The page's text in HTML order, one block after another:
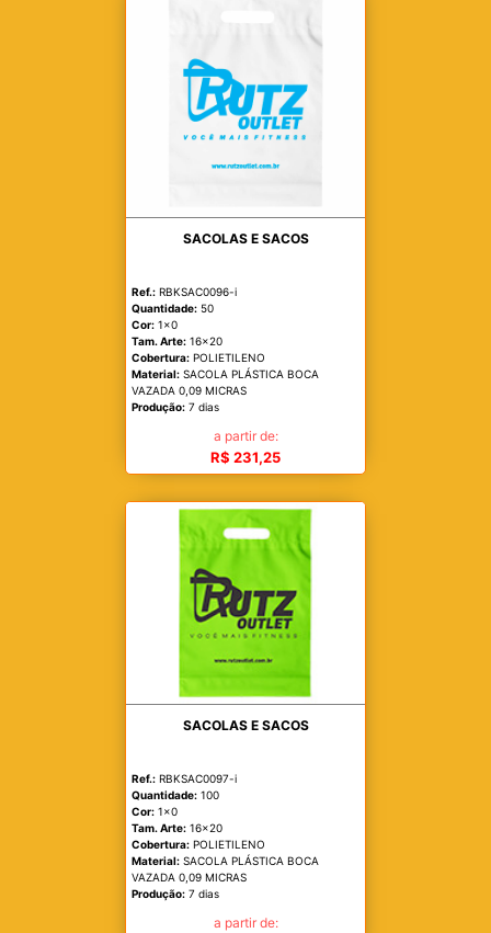
SACOLAS E SACOS
Ref.: RBKSAC0096-i
Quantidade: 50
Cor: 1x0
Tam. Arte: 16x20
Cobertura: POLIETILENO
Material: SACOLA PLÁSTICA BOCA
VAZADA 0,09 MICRAS
Produção: 7 dias
a partir de:
R$ 231,25
SACOLAS E SACOS
Ref.: RBKSAC0097-i
Quantidade: 100
Cor: 1x0
Tam. Arte: 16x20
Cobertura: POLIETILENO
Material: SACOLA PLÁSTICA BOCA
VAZADA 0,09 MICRAS
Produção: 7 dias
a partir de: